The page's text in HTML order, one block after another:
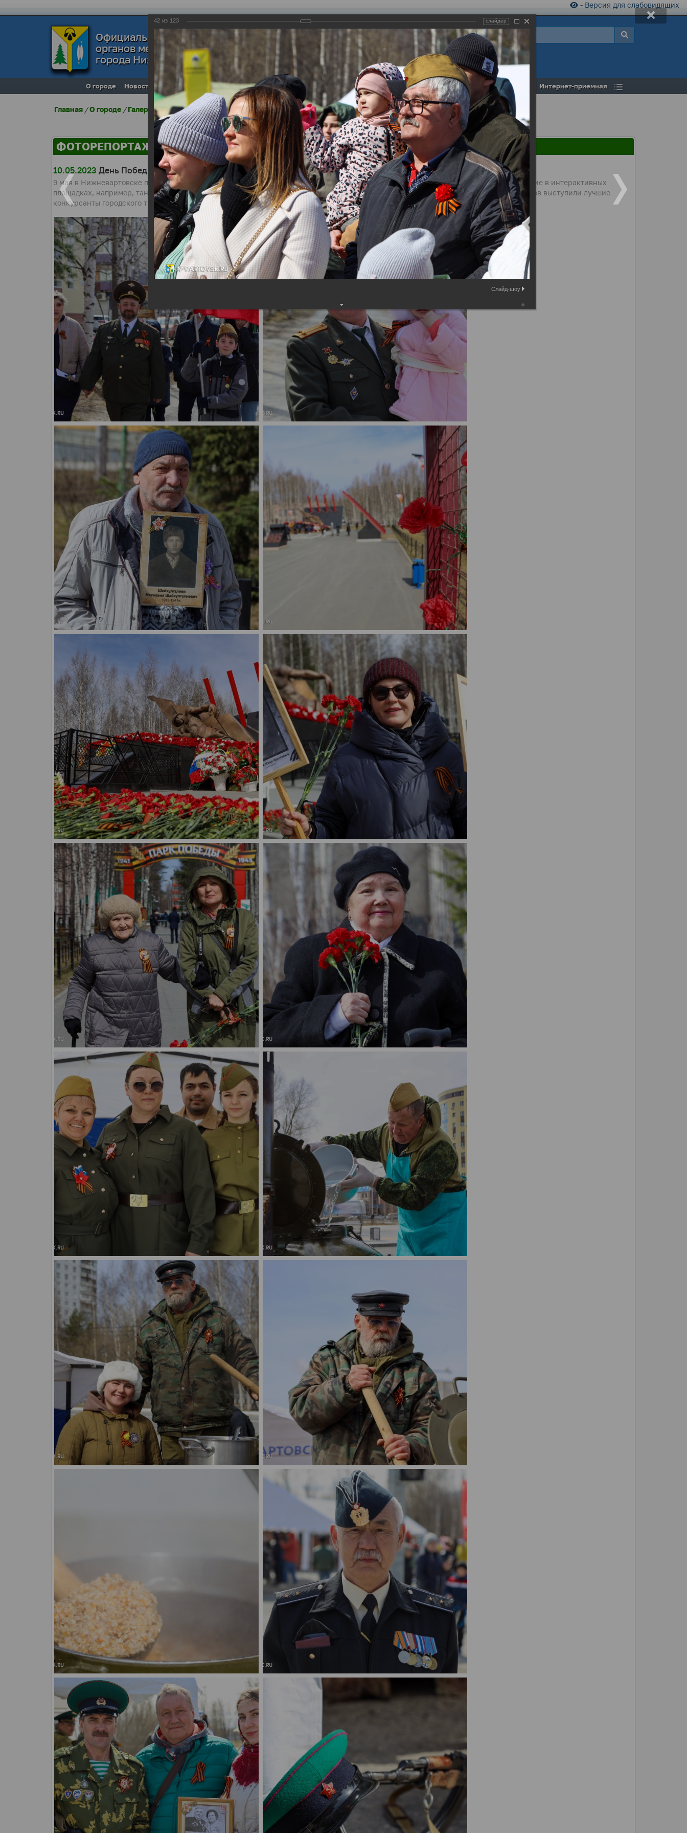
- Версия для слабовидящих
Официальный сайт
органов местного самоуправления
города Нижневартовска
О городе Новости Местное самоуправление Документы Муниципальные услуги Торговая площадка Открытый бюджет Интернет-приемная
Главная /О городе /Галерея города/ Фоторепортажи
ФОТОРЕПОРТАЖИ
10.05.2023 День Победы в Нижневартовске
9 мая в Нижневартовске проходили тематические мероприятия, посвященные Дню Победы. Жители и гости города принимали участие в интерактивных
площадках, например, танцевали вальс под музыку военных лет, посещали полевую кухню и мастер-классы. А на площади Нефтяников выступили лучшие
конкурсанты городского творческого состязания «Великая Победа».
42 из 123 слайдер
Слайд-шоу: